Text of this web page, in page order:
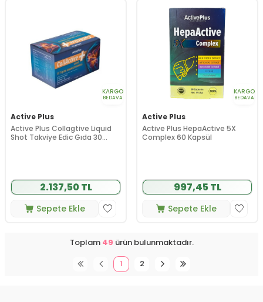
KARGO
BEDAVA
Active Plus
Active Plus Collagtive Liquid
Shot Takviye Edic Gıda 30
2.137,50 TL
Sepete Ekle
KARGO
BEDAVA
Active Plus
Active Plus HepaActive 5X
Complex 60 Kapsül
997,45 TL
Sepete Ekle
Toplam 49 ürün bulunmaktadır.
1
2